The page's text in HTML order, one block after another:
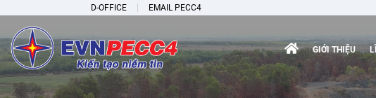
D-OFFICE EMAIL PECC4
GIỚI THIỆU